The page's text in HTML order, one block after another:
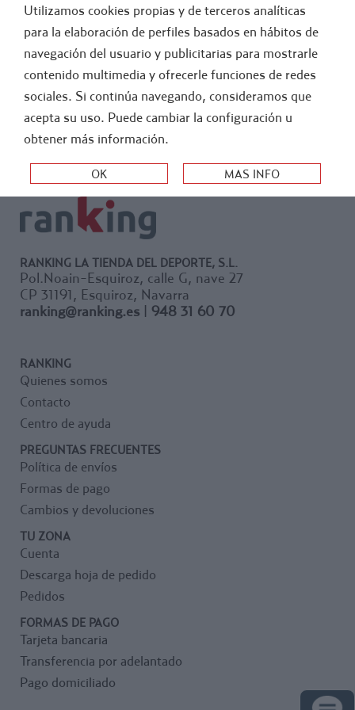
- FUERA STOCK
ORDEN:
RANKING LA TIENDA DEL DEPORTE, S.L.
Pol.Noain-Esquiroz, calle G, nave 27
CP 31191, Esquiroz, Navarra
ranking@ranking.es
948 31 60 70
RANKING
Quienes somos
Contacto
Centro de ayuda
PREGUNTAS FRECUENTES
Política de envíos
Formas de pago
Cambios y devoluciones
TU ZONA
Cuenta
Descarga hoja de pedido
Pedidos
FORMAS DE PAGO
Tarjeta bancaria
Transferencia por adelantado
Pago domiciliado
Utilizamos cookies propias y de terceros analíticas
para la elaboración de perfiles basados en hábitos de
navegación del usuario y publicitarias para mostrarle
contenido multimedia y ofrecerle funciones de redes
sociales. Si continúa navegando, consideramos que
acepta su uso. Puede cambiar la configuración u
obtener más información.